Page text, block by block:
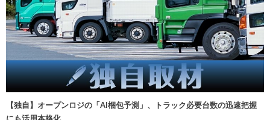
【独自】オープンロジの「AI梱包予測」、トラック必要台数の迅速把握
にも活用本格化